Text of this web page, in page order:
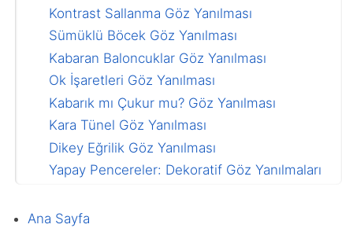
Kontrast Sallanma Göz Yanılması
Sümüklü Böcek Göz Yanılması
Kabaran Baloncuklar Göz Yanılması
Ok İşaretleri Göz Yanılması
Kabarık mı Çukur mu? Göz Yanılması
Kara Tünel Göz Yanılması
Dikey Eğrilik Göz Yanılması
Yapay Pencereler: Dekoratif Göz Yanılmaları
Göz Yanıltan Tablolar
Ana Sayfa